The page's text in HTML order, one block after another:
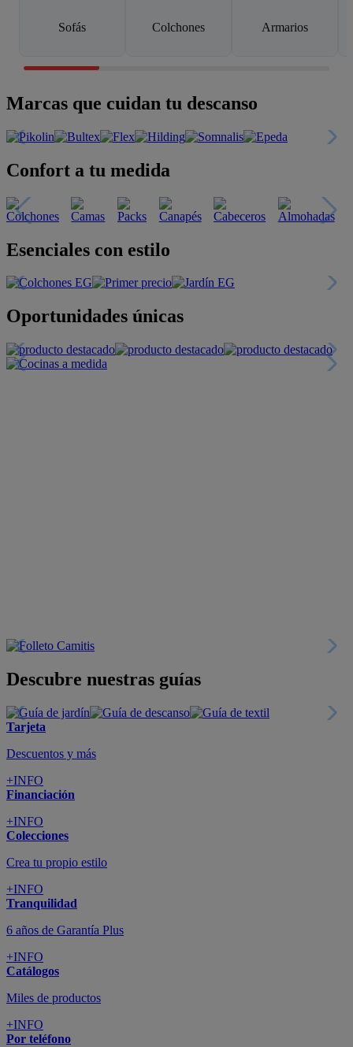
Sofás Colchones Armarios
Marcas que cuidan tu descanso
Confort a tu medida
Esenciales con estilo
Oportunidades únicas
Descubre nuestras guías
Tarjeta
Descuentos y más
+INFO
Financiación
+INFO
Colecciones
Crea tu propio estilo
+INFO
Tranquilidad
6 años de Garantía Plus
+INFO
Catálogos
Miles de productos
+INFO
Por teléfono